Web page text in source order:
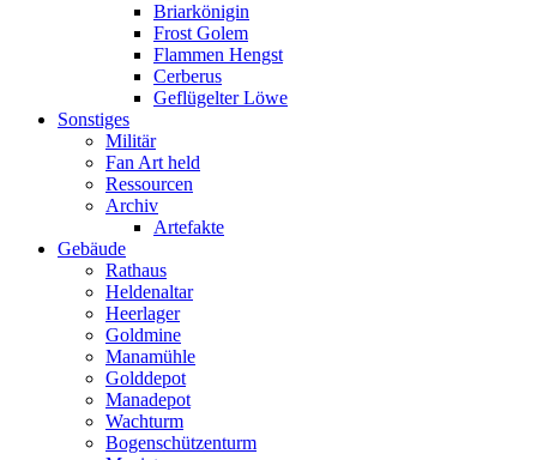
Briarkönigin
Frost Golem
Flammen Hengst
Cerberus
Geflügelter Löwe
Sonstiges
Militär
Fan Art held
Ressourcen
Archiv
Artefakte
Gebäude
Rathaus
Heldenaltar
Heerlager
Goldmine
Manamühle
Golddepot
Manadepot
Wachturm
Bogenschützenturm